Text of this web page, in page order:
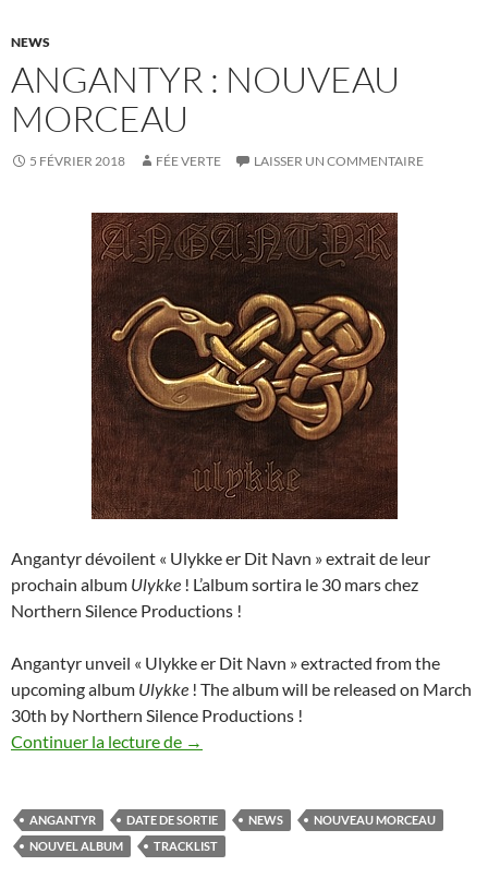
NEWS
ANGANTYR : NOUVEAU
MORCEAU
5 FÉVRIER 2018 FÉE VERTE LAISSER UN COMMENTAIRE
Angantyr dévoilent « Ulykke er Dit Navn » extrait de leur
prochain album Ulykke ! L’album sortira le 30 mars chez
Northern Silence Productions !
Angantyr unveil « Ulykke er Dit Navn » extracted from the
upcoming album Ulykke ! The album will be released on March
30th by Northern Silence Productions !
Continuer la lecture de Angantyr : Nouveau morceau
→
ANGANTYR DATE DE SORTIE NEWS
NOUVEAU MORCEAU
NOUVEL ALBUM
TRACKLIST